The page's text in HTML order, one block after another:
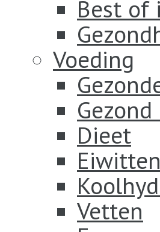
Best of
Voeding
Dieet
Eiwitten
Vetten